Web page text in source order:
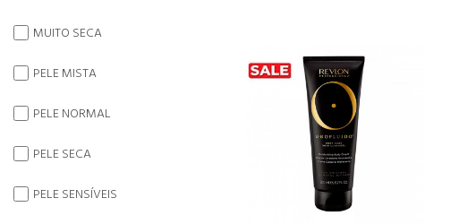
MUITO SECA
PELE MISTA
PELE NORMAL
PELE SECA
PELE SENSÍVEIS